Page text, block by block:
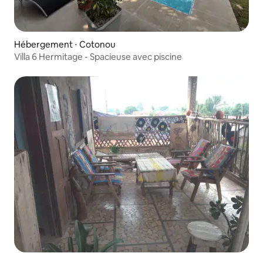
Hébergement ⋅ Cotonou
Villa 6 Hermitage - Spacieuse avec piscine